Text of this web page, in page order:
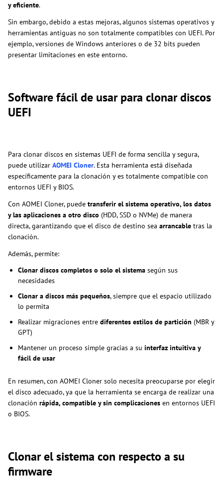
y eficiente.
Sin embargo, debido a estas mejoras, algunos sistemas operativos y
herramientas antiguas no son totalmente compatibles con UEFI. Por
ejemplo, versiones de Windows anteriores o de 32 bits pueden
presentar limitaciones en este entorno.
Software fácil de usar para clonar discos
UEFI
Para clonar discos en sistemas UEFI de forma sencilla y segura,
puede utilizar AOMEI Cloner. Esta herramienta está diseñada
específicamente para la clonación y es totalmente compatible con
entornos UEFI y BIOS.
Con AOMEI Cloner, puede transferir el sistema operativo, los datos
y las aplicaciones a otro disco (HDD, SSD o NVMe) de manera
directa, garantizando que el disco de destino sea arrancable tras la
clonación.
Además, permite:
Clonar discos completos o solo el sistema según sus
necesidades
Clonar a discos más pequeños, siempre que el espacio utilizado
lo permita
Realizar migraciones entre diferentes estilos de partición (MBR y
GPT)
Mantener un proceso simple gracias a su interfaz intuitiva y
fácil de usar
En resumen, con AOMEI Cloner solo necesita preocuparse por elegir
el disco adecuado, ya que la herramienta se encarga de realizar una
clonación rápida, compatible y sin complicaciones en entornos UEFI
o BIOS.
Clonar el sistema con respecto a su
firmware